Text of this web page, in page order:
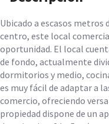
Ubicado a escasos
centro, este local
oportunidad. El local
de fondo, actualmente
dormitorios y medio,
es muy fácil de adaptar a
comercio, ofreciendo
propiedad dispone de un